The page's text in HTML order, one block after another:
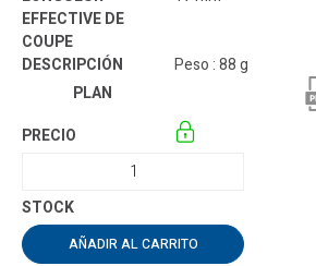
Peso : 88 g
AÑADIR AL CARRITO